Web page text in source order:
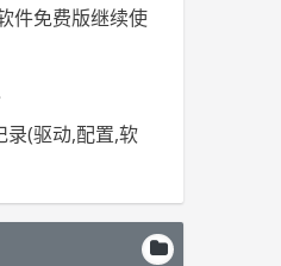
件免费版继续使
(驱动,配置,软